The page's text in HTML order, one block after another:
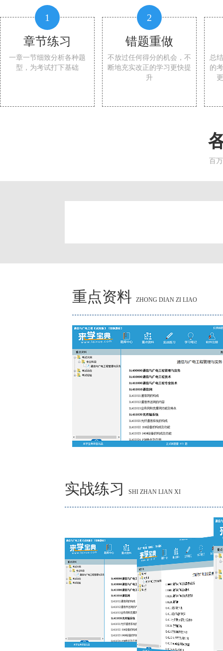
1
章节练习
一章一节细致分析各种题
型，为考试打下基础
2
错题重做
不放过任何得分的机会，不
断地充实改正的学习更快提
升
总
的
百
重点资料 ZHONG DIAN ZI LIAO
实战练习 SHI ZHAN LIAN XI